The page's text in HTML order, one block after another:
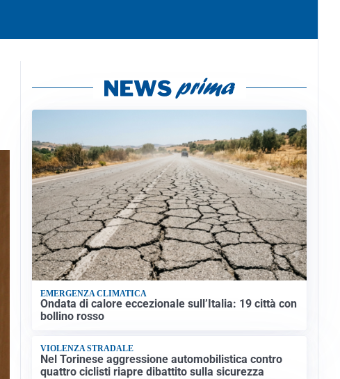
EMERGENZA CLIMATICA
Ondata di calore eccezionale sull’Italia: 19 città con
bollino rosso
VIOLENZA STRADALE
Nel Torinese aggressione automobilistica contro
quattro ciclisti riapre dibattito sulla sicurezza